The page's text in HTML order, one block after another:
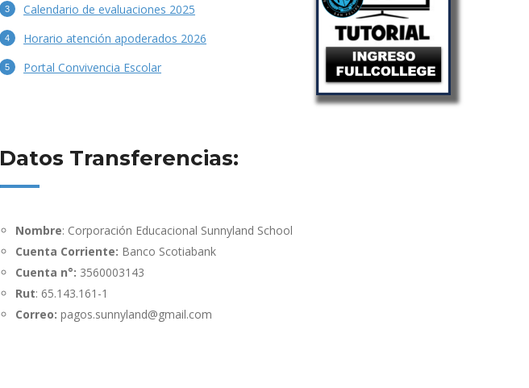
Calendario de evaluaciones 2025
Horario atención apoderados 2026
Portal Convivencia Escolar
Datos Transferencias:
Nombre: Corporación Educacional Sunnyland School
Cuenta Corriente: Banco Scotiabank
Cuenta n°: 3560003143
Rut: 65.143.161-1
Correo: pagos.sunnyland@gmail.com